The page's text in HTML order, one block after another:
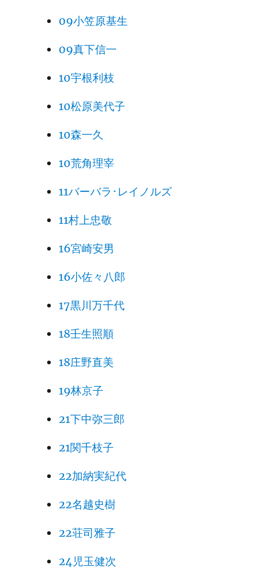
09小笠原基生
09真下信一
10宇根利枝
10松原美代子
10森一久
10荒角理宰
11バーバラ･レイノルズ
11村上忠敬
16宮崎安男
16小佐々八郎
17黒川万千代
18壬生照順
18庄野直美
19林京子
21下中弥三郎
21関千枝子
22加納実紀代
22名越史樹
22荘司雅子
24児玉健次